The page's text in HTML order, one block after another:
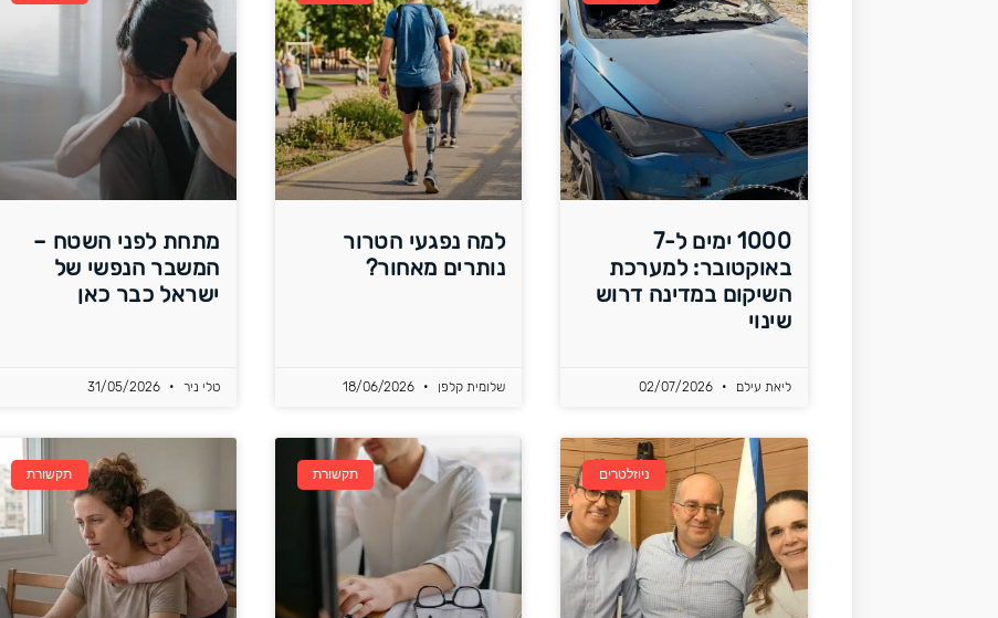
1000 ימים ל-7
באוקטובר: למערכת
השיקום במדינה דרוש
שינוי
ליאת עילם
למה נפגעי הטרור
נותרים מאחור?
שלומית קלפן
מתחת לפני השטח –
המשבר הנפשי של
ישראל כבר כאן
טלי ניר 31/05/2026
ניוזלטרים תקשורת תקשורת